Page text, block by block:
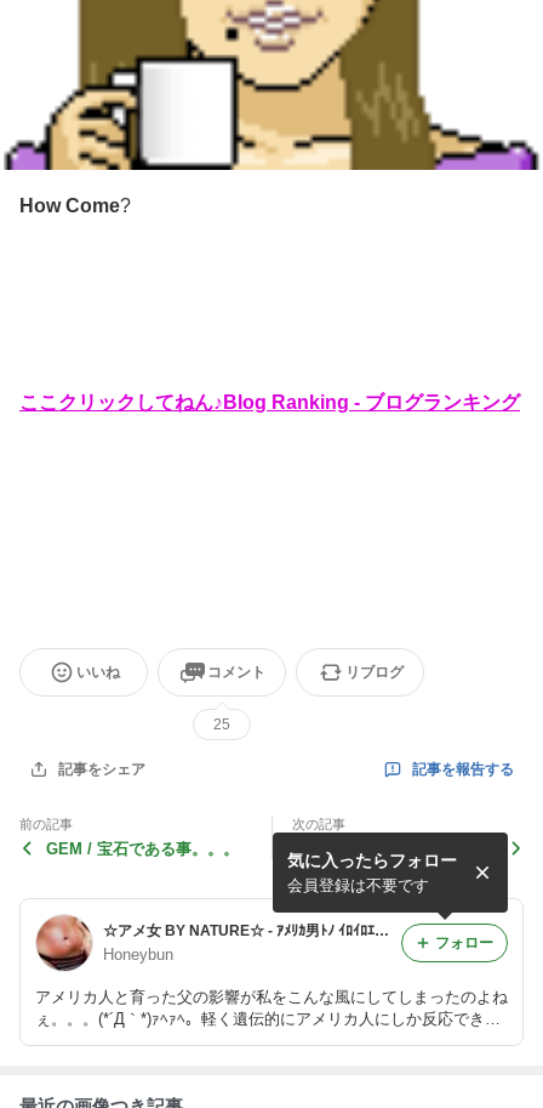
How Come?
ここクリックしてねん♪Blog Ranking - ブログランキング
いいね コメント
25
リブログ
記事をシェア 記事を報告する
前の記事
GEM / 宝石である事。。。
次の記事
We were meant to be...(生
まれる前から決まってい
た)？
☆アメ女 BY NATURE☆ - ｱﾒﾘｶ男ﾄﾉ ｲﾛｲﾛｴﾛｴﾛ ﾃﾞｽｶﾞ｡｡｡何ｶ？
Honeybun
アメリカ人と育った父の影響が私をこんな風にしてしまったのよね
ぇ。。。(*´Д｀*)ｧﾍｧﾍ。軽く遺伝的にアメリカ人にしか反応できな
い私(トライリンガル)のような人も真面目に存在するのよん♪的ブ
気に入ったらフォロー
会員登録は不要です
フォロー